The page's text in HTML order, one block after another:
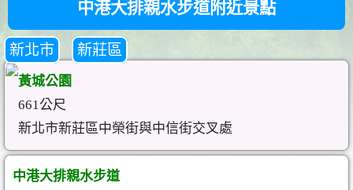
中港大排親水步道附近景點
新北市 新莊區
黃城公園
661公尺
新北市新莊區中榮街與中信街交叉處
中港大排親水步道